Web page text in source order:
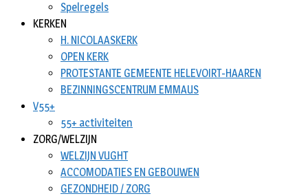
Spelregels
KERKEN
H. NICOLAASKERK
OPEN KERK
PROTESTANTE GEMEENTE HELEVOIRT-HAAREN
BEZINNINGSCENTRUM EMMAUS
V55+
55+ activiteiten
ZORG/WELZIJN
WELZIJN VUGHT
ACCOMODATIES EN GEBOUWEN
GEZONDHEID / ZORG